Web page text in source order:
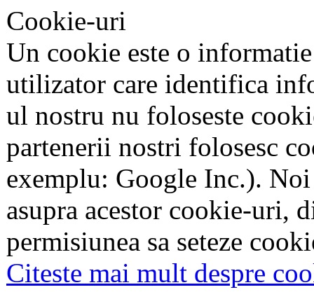
Cookie-uri
Un cookie este o
utilizator care identifica
ul nostru nu foloseste
partenerii nostri folosesc
exemplu: Google Inc.).
asupra acestor cookie-uri,
permisiunea sa seteze
Citeste mai mult despre